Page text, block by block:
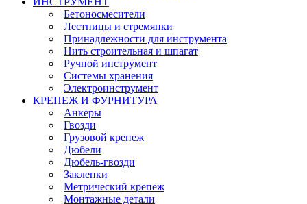
Бетоносмесители
Лестницы и стремянки
Принадлежности для инструмента
Нить строительная и шпагат
Ручной инструмент
Системы хранения
Электроинструмент
КРЕПЕЖ И ФУРНИТУРА
Анкеры
Гвозди
Грузовой крепеж
Дюбели
Дюбель-гвозди
Заклепки
Метрический крепеж
Монтажные детали